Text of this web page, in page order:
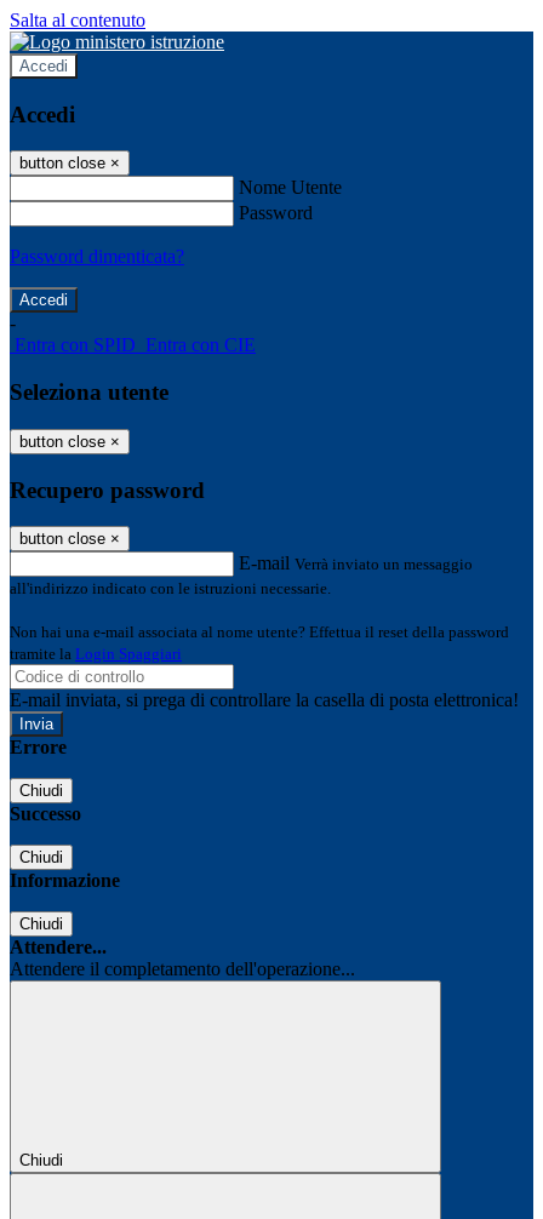
Salta al contenuto
Accedi
Accedi
button close ×
Nome Utente
Password
Password dimenticata?
-
Entra con SPID Entra con CIE
Seleziona utente
button close ×
Recupero password
button close ×
E-mail Verrà inviato un messaggio
all'indirizzo indicato con le istruzioni necessarie.
Non hai una e-mail associata al nome utente? Effettua il reset della password
tramite la Login Spaggiari
E-mail inviata, si prega di controllare la casella di posta elettronica!
Errore
Chiudi
Successo
Chiudi
Informazione
Chiudi
Attendere...
Attendere il completamento dell'operazione...
Chiudi